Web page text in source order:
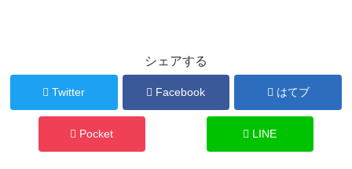
シェアする
Twitter Facebook はてブ
Pocket LINE